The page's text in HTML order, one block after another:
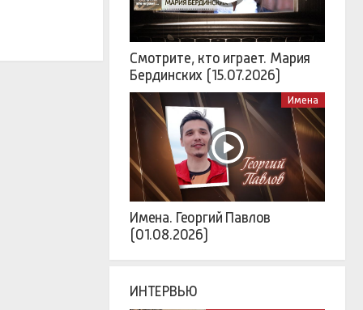
Смотрите, кто играет. Мария
Бердинских (15.07.2026)
Имена
Имена. Георгий Павлов
(01.08.2026)
ИНТЕРВЬЮ